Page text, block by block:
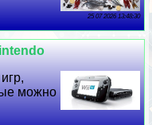
25 07 2026 13:48:30
можно